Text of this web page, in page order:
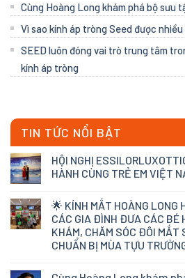
Cùng Hoàng Long khám phá bộ sưu
Vì sao kính áp tròng Seed được
SEED luôn đóng vai trò trung tâm
kính áp tròng
TIN TỨC NỔI BẬT
HỘI NGHỊ
HÀNH CÙNG TRẺ EM VIỆT
🌟 KÍNH MẮT HOÀNG LONG
CÁC GIA ĐÌNH ĐƯA CÁC BÉ
KHÁM, CHĂM SÓC ĐÔI MẮT
CHUẨN BỊ MÙA TỰU